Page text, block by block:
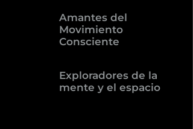
Amantes del
Movimiento
Consciente
Exploradores de la
mente y el espacio